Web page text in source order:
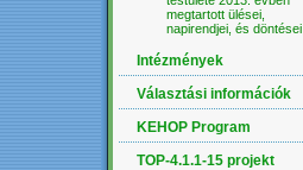
megtartott ülései,
napirendjei, és döntései
Intézmények
Választási információk
KEHOP Program
TOP-4.1.1-15 projekt